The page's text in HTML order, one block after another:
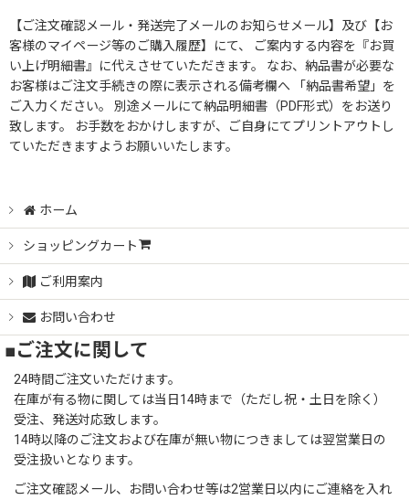
【ご注文確認メール・発送完了メールのお知らせメール】及び【お
客様のマイページ等のご購入履歴】にて、 ご案内する内容を『お買
い上げ明細書』に代えさせていただきます。 なお、納品書が必要な
お客様はご注文手続きの際に表示される備考欄へ 「納品書希望」を
ご入力ください。 別途メールにて納品明細書（PDF形式）をお送り
致します。 お手数をおかけしますが、ご自身にてプリントアウトし
ていただきますようお願いいたします。
ホーム
ショッピングカート
ご利用案内
お問い合わせ
■ご注文に関して
24時間ご注文いただけます。
在庫が有る物に関しては当日14時まで（ただし祝・土日を除く）
受注、発送対応致します。
14時以降のご注文および在庫が無い物につきましては翌営業日の
受注扱いとなります。
ご注文確認メール、お問い合わせ等は2営業日以内にご連絡を入れ